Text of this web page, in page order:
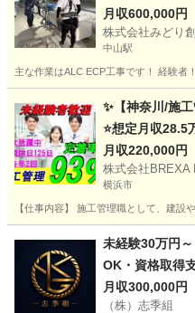
又は八王子エ
歓迎です！ALC
と仕事しません
月収600,000円
株式会社みどり
中山駅
主な作業はALC ECP工事です！ 経験者
中山駅 土木
✨【神奈川/施工
⭐想定月収28.5
／未経験者積
サポート🔰/国
月収220,000円
株式会社BREXA
横浜市
【仕事内容】 施工管理職として、建
施工管理
未経験30万円
OK・資格取得
月収300,000円
（株）志季組